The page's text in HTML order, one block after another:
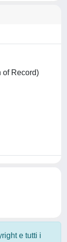
of Record)
e tutti i